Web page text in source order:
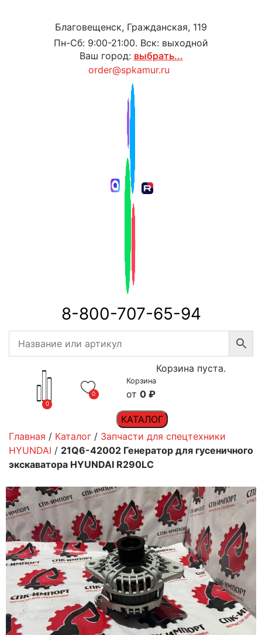
Благовещенск, Гражданская, 119
Пн-Сб: 9:00-21:00. Вск: выходной
Ваш город: выбрать...
order@spkamur.ru
8-800-707-65-94
0
0
Корзина
0 ₽
Корзина пуста.
КАТАЛОГ
Главная / Каталог / Запчасти для спецтехники
HYUNDAI / 21Q6-42002 Генератор для гусеничного
экскаватора HYUNDAI R290LC